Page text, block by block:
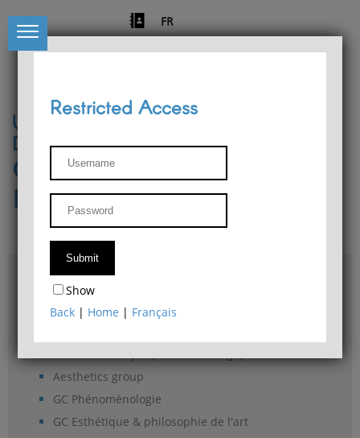
FR
University of Liège
Départment of Philosophy
Center for Phenomenological
Research
Access & maps
Philosophy Department Library
Aesthetics group
GC Phénoménologie
GC Esthétique & philosophie de l'art
Restricted Access
Show
Back | Home | Français